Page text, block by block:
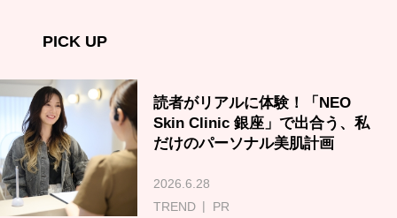
PICK UP
読者がリアルに体験！「NEO
Skin Clinic 銀座」で出合う、私
だけのパーソナル美肌計画
2026.6.28
TREND
PR